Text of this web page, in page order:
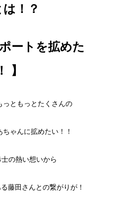
！？
ートを拡めた
】
っともっとたくさんの
ゃんに拡めたい！！
の熱い想いから
藤田さんとの繋がりが！